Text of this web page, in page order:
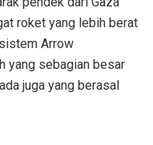
roket yang lebih berat
Arrow
yang sebagian besar
juga yang berasal